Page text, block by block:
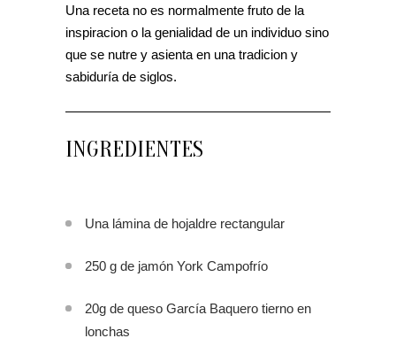
Una receta no es normalmente fruto de la
inspiracion o la genialidad de un individuo sino
que se nutre y asienta en una tradicion y
sabiduría de siglos.
INGREDIENTES
Una lámina de hojaldre rectangular
250 g de jamón York Campofrío
20g de queso García Baquero tierno en
lonchas